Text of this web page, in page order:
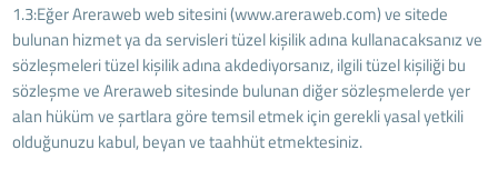
1.3:Eğer Areraweb web sitesini (www.areraweb.com) ve sitede
bulunan hizmet ya da servisleri tüzel kişilik adına kullanacaksanız ve
sözleşmeleri tüzel kişilik adına akdediyorsanız, ilgili tüzel kişiliği bu
sözleşme ve Areraweb sitesinde bulunan diğer sözleşmelerde yer
alan hüküm ve şartlara göre temsil etmek için gerekli yasal yetkili
olduğunuzu kabul, beyan ve taahhüt etmektesiniz.